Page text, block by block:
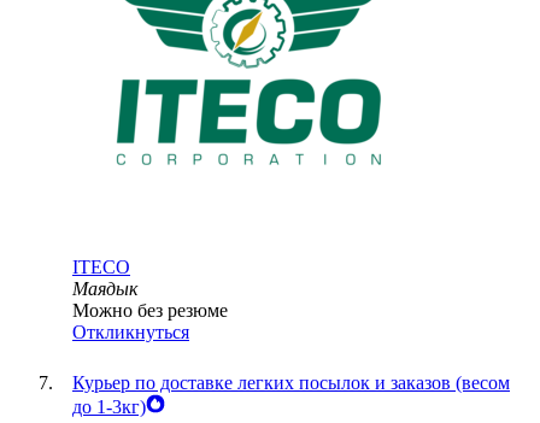
ITECO
Маядык
Можно без резюме
Откликнуться
Курьер по доставке легких посылок и заказов (весом
до 1-3кг)